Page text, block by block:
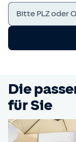
Die
für Sie